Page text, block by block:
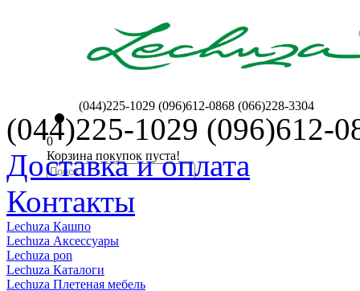
(044)225-1029 (096)612-0868 (066)228-3304
0
Корзина покупок пуста!
(044)225-1029 (096)612-
Доставка и оплата
Контакты
Lechuza Кашпо
Lechuza Аксессуары
Lechuza pon
Lechuza Каталоги
Lechuza Плетеная мебель